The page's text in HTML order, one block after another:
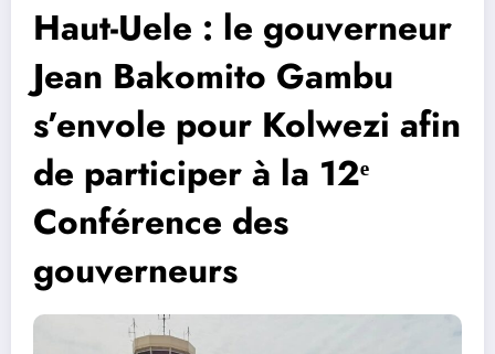
Haut-Uele : le gouverneur
Jean Bakomito Gambu
s’envole pour Kolwezi afin
de participer à la 12ᵉ
Conférence des
gouverneurs